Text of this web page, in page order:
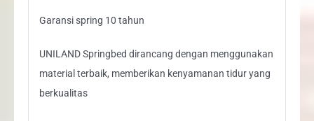
Garansi spring 10 tahun
UNILAND Springbed dirancang dengan menggunakan
material terbaik, memberikan kenyamanan tidur yang
berkualitas